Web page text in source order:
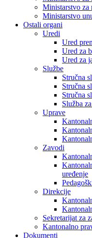
Ministarstvo
Ministarstvo
Ostali organi
Uredi
Ured
Ured za
Ured za
Službe
Stručna
Stručna
Stručna
Služba
Uprave
Zavodi
uređenje
Direkcije
Sekretarijat za
Kantonalno
Dokumenti